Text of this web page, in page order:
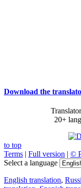
Download the
20+
to top
Terms | Full version | ©
Select a language
English translation,